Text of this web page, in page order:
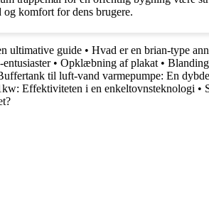
komfort for dens brugere.
ultimative guide • Hvad er en brian-type
• Opklæbning af plakat •
til luft-vand varmepumpe: En
Effektiviteten i en enkeltovnsteknologi •